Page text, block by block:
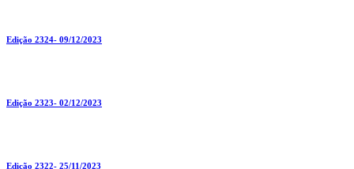
Edição 2324- 09/12/2023
Edição 2323- 02/12/2023
Edição 2322- 25/11/2023